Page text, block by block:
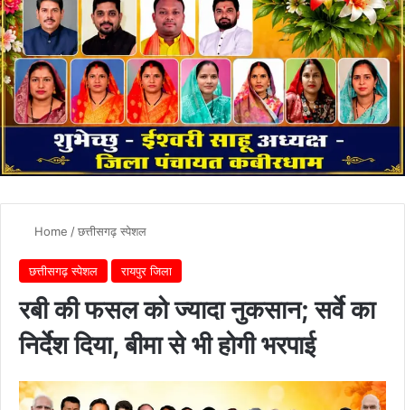
Home /छत्तीसगढ़ स्पेशल
छत्तीसगढ़ स्पेशल रायपुर जिला
रबी की फसल को ज्यादा नुकसान; सर्वे का
निर्देश दिया, बीमा से भी होगी भरपाई